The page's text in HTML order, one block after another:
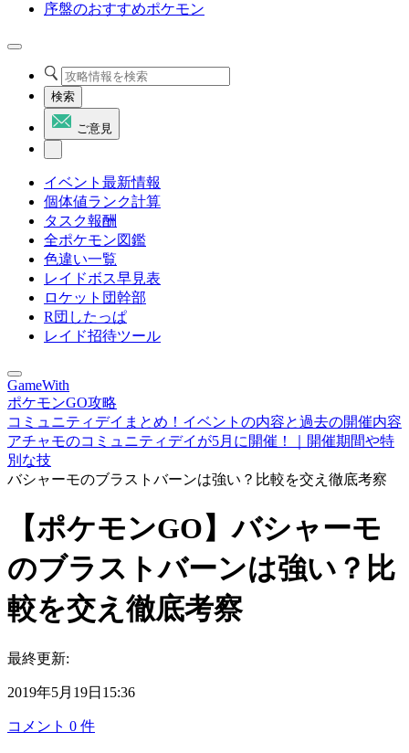
序盤のおすすめポケモン
検索
ご意見
イベント最新情報
個体値ランク計算
タスク報酬
全ポケモン図鑑
色違い一覧
レイドボス早見表
ロケット団幹部
R団したっぱ
レイド招待ツール
GameWith
ポケモンGO攻略
コミュニティデイまとめ！イベントの内容と過去の開催内容
アチャモのコミュニティデイが5月に開催！｜開催期間や特
別な技
バシャーモのブラストバーンは強い？比較を交え徹底考察
【ポケモンGO】バシャーモ
のブラストバーンは強い？比
較を交え徹底考察
最終更新:
2019年5月19日15:36
コメント 0 件